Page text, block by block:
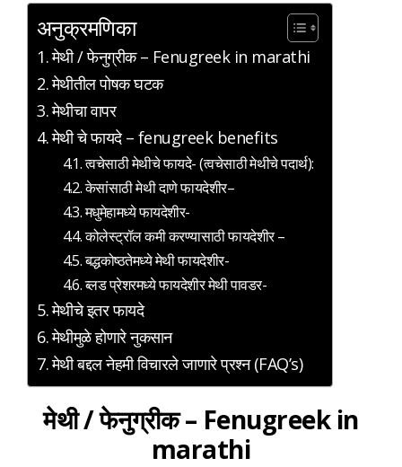
अनुक्रमणिका
मेथी / फेनुग्रीक – Fenugreek in marathi
मेथीतील पोषक घटक
मेथीचा वापर
मेथी चे फायदे – fenugreek benefits
त्वचेसाठी मेथीचे फायदे- (त्वचेसाठी मेथीचे पदार्थ):
केसांसाठी मेथी दाणे फायदेशीर–
मधुमेहामध्ये फायदेशीर-
कोलेस्ट्रॉल कमी करण्यासाठी फायदेशीर –
बद्धकोष्ठतेमध्ये मेथी फायदेशीर-
ब्लड प्रेशरमध्ये फायदेशीर मेथी पावडर-
मेथीचे इतर फायदे
मेथीमुळे होणारे नुकसान
मेथी बद्दल नेहमी विचारले जाणारे प्रश्न (FAQ’s)
मेथी / फेनुग्रीक – Fenugreek in
marathi